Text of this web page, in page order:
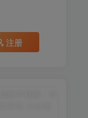
一天5张+不
需10分钟
入门教程：
家，新手小
注册